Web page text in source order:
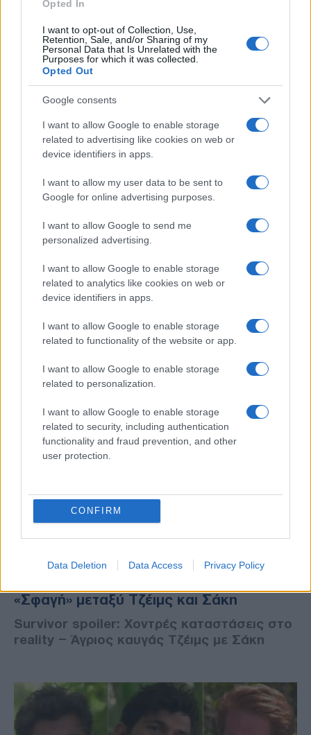
Opted In
I want to opt-out of Collection, Use,
Retention, Sale, and/or Sharing of my
Personal Data that Is Unrelated with the
Purposes for which it was collected.
Opted Out
Google consents
I want to allow Google to enable storage
related to advertising like cookies on web or
device identifiers in apps.
I want to allow my user data to be sent to
Google for online advertising purposes.
I want to allow Google to send me
personalized advertising.
I want to allow Google to enable storage
related to analytics like cookies on web or
device identifiers in apps.
I want to allow Google to enable storage
related to functionality of the website or app.
I want to allow Google to enable storage
related to personalization.
I want to allow Google to enable storage
related to security, including authentication
functionality and fraud prevention, and other
user protection.
CONFIRM
Data Deletion Data Access Privacy Policy
MEDIA
08/05/2021 - 13:33
Survivor: Τρελά έσοδα στον Ατζούν
«χαρίζει» ο Τζέιμς Καφετζής
«χρυσό» παιδί του Ατζούν Ιλτζαλί
MEDIA
«Σφαγή» μεταξύ Τζέιμς και Σάκη
Survivor spoiler: Χοντρές καταστάσεις στο
reality – Άγριος καυγάς Τζέιμς με Σάκη